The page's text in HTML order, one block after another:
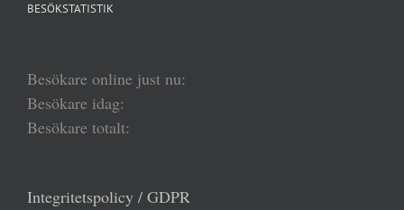
BESÖKSTATISTIK
Besökare online just nu:
Besökare idag:
Besökare totalt:
Integritetspolicy / GDPR